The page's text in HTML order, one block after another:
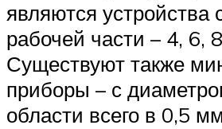
являются устройства
рабочей части – 4, 6,
Существуют также
приборы – с
области всего в 0,5